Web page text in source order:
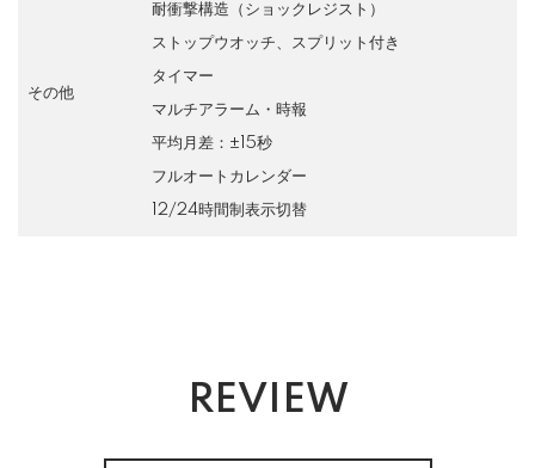
その他
耐衝撃構造（ショックレジスト）
ストップウオッチ、スプリット付き
タイマー
マルチアラーム・時報
平均月差：±15秒
フルオートカレンダー
12/24時間制表示切替
REVIEW